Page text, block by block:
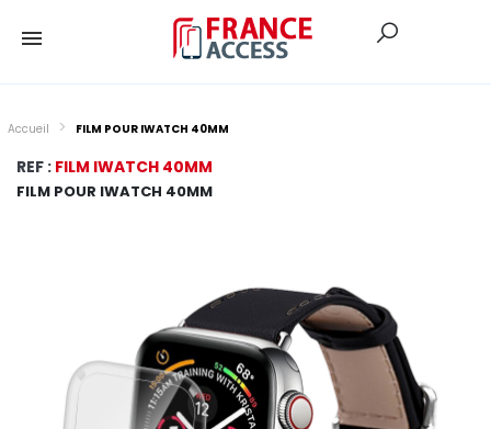
Accueil FILM POUR IWATCH 40MM
REF : FILM IWATCH 40MM
FILM POUR IWATCH 40MM